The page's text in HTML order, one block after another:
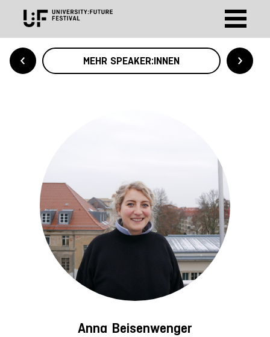
MEHR SPEAKER:INNEN
Anna Beisenwenger